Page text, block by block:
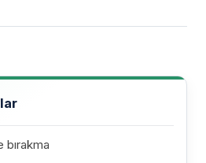
dans gösterisi değil;